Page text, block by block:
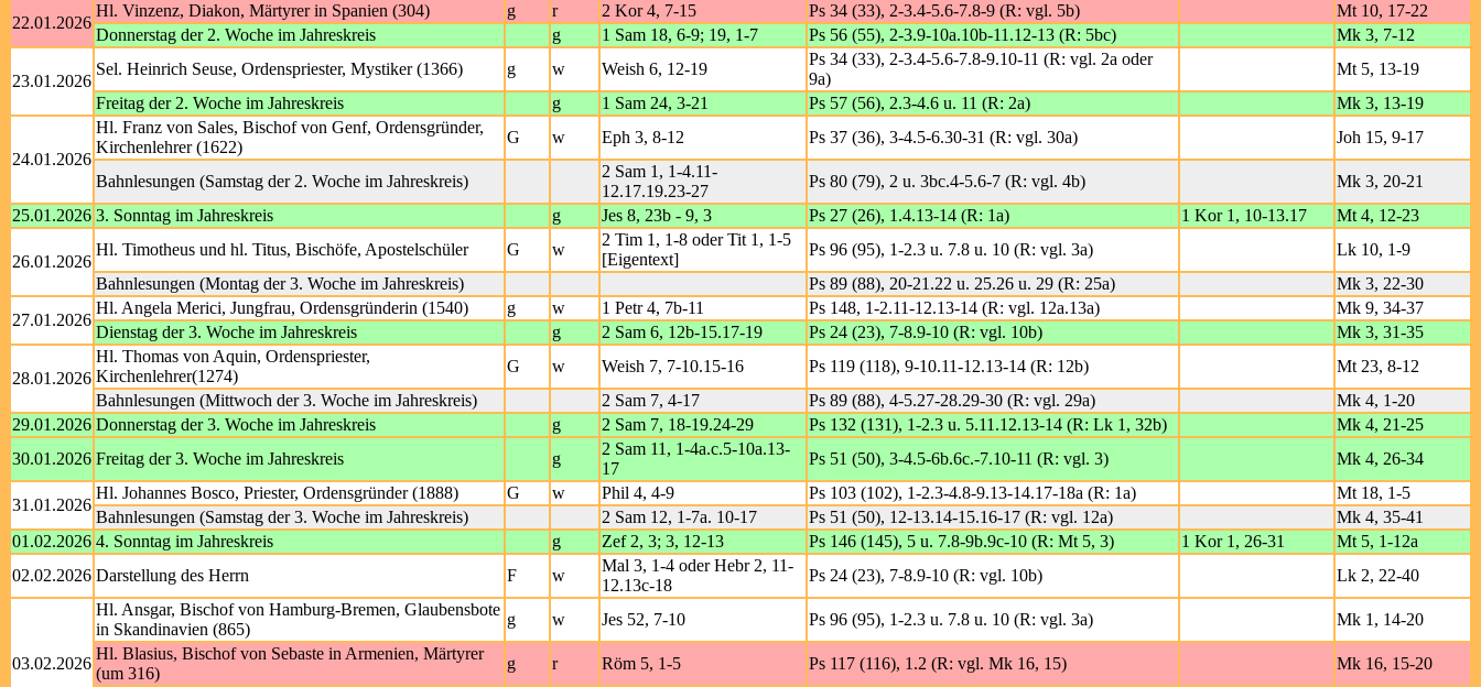
22.01.2026
Hl. Vinzenz, Diakon, Märtyrer in Spanien (304) g r 2 Kor 4, 7-15 Ps 34 (33), 2-3.4-5.6-7.8-9 (R: vgl. 5b)
Mt 10, 17-22
Donnerstag der 2. Woche im Jahreskreis
g 1 Sam 18, 6-9; 19, 1-7 Ps 56 (55), 2-3.9-10a.10b-11.12-13 (R: 5bc) Mk 3, 7-12
23.01.2026
Sel. Heinrich Seuse, Ordenspriester, Mystiker (1366) g w Weish 6, 12-19
Ps 34 (33), 2-3.4-5.6-7.8-9.10-11 (R: vgl. 2a oder
9a)
Mt 5, 13-19
Freitag der 2. Woche im Jahreskreis
g 1 Sam 24, 3-21 Ps 57 (56), 2.3-4.6 u. 11 (R: 2a) Mk 3, 13-19
24.01.2026
Hl. Franz von Sales, Bischof von Genf, Ordensgründer,
Kirchenlehrer (1622)
G w Eph 3, 8-12 Ps 37 (36), 3-4.5-6.30-31 (R: vgl. 30a) Joh 15, 9-17
Bahnlesungen (Samstag der 2. Woche im Jahreskreis)
2 Sam 1, 1-4.11-
12.17.19.23-27
Ps 80 (79), 2 u. 3bc.4-5.6-7 (R: vgl. 4b)
Mk 3, 20-21
25.01.2026 3. Sonntag im Jahreskreis g Jes 8, 23b - 9, 3 Ps 27 (26), 1.4.13-14 (R: 1a) 1 Kor 1, 10-13.17 Mt 4, 12-23
26.01.2026
Hl. Timotheus und hl. Titus, Bischöfe, Apostelschüler G w
2 Tim 1, 1-8 oder Tit 1, 1-5
[Eigentext]
Ps 96 (95), 1-2.3 u. 7.8 u. 10 (R: vgl. 3a)
Lk 10, 1-9
Bahnlesungen (Montag der 3. Woche im Jahreskreis)
Ps 89 (88), 20-21.22 u. 25.26 u. 29 (R: 25a)
Mk 3, 22-30
27.01.2026
Hl. Angela Merici, Jungfrau, Ordensgründerin (1540) g w 1 Petr 4, 7b-11 Ps 148, 1-2.11-12.13-14 (R: vgl. 12a.13a)
Mk 9, 34-37
Dienstag der 3. Woche im Jahreskreis
g 2 Sam 6, 12b-15.17-19 Ps 24 (23), 7-8.9-10 (R: vgl. 10b) Mk 3, 31-35
28.01.2026
Hl. Thomas von Aquin, Ordenspriester,
Kirchenlehrer(1274)
G w Weish 7, 7-10.15-16 Ps 119 (118), 9-10.11-12.13-14 (R: 12b)
Mt 23, 8-12
Bahnlesungen (Mittwoch der 3. Woche im Jahreskreis)
2 Sam 7, 4-17 Ps 89 (88), 4-5.27-28.29-30 (R: vgl. 29a)
Mk 4, 1-20
29.01.2026 Donnerstag der 3. Woche im Jahreskreis g 2 Sam 7, 18-19.24-29 Ps 132 (131), 1-2.3 u. 5.11.12.13-14 (R: Lk 1, 32b)
Mk 4, 21-25
30.01.2026 Freitag der 3. Woche im Jahreskreis g
2 Sam 11, 1-4a.c.5-10a.13-
17
Ps 51 (50), 3-4.5-6b.6c.-7.10-11 (R: vgl. 3) Mk 4, 26-34
31.01.2026
Hl. Johannes Bosco, Priester, Ordensgründer (1888) G w Phil 4, 4-9 Ps 103 (102), 1-2.3-4.8-9.13-14.17-18a (R: 1a)
Mt 18, 1-5
Bahnlesungen (Samstag der 3. Woche im Jahreskreis)
2 Sam 12, 1-7a. 10-17 Ps 51 (50), 12-13.14-15.16-17 (R: vgl. 12a)
Mk 4, 35-41
01.02.2026 4. Sonntag im Jahreskreis g Zef 2, 3; 3, 12-13 Ps 146 (145), 5 u. 7.8-9b.9c-10 (R: Mt 5, 3) 1 Kor 1, 26-31
Mt 5, 1-12a
02.02.2026 Darstellung des Herrn F w
Mal 3, 1-4 oder Hebr 2, 11-
12.13c-18
Ps 24 (23), 7-8.9-10 (R: vgl. 10b) Lk 2, 22-40
03.02.2026
Hl. Ansgar, Bischof von Hamburg-Bremen, Glaubensbote
in Skandinavien (865)
g w Jes 52, 7-10 Ps 96 (95), 1-2.3 u. 7.8 u. 10 (R: vgl. 3a)
Mk 1, 14-20
Hl. Blasius, Bischof von Sebaste in Armenien, Märtyrer
(um 316)
g r Röm 5, 1-5 Ps 117 (116), 1.2 (R: vgl. Mk 16, 15) Mk 16, 15-20